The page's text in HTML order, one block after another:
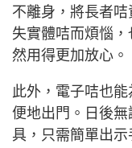
不離身，將長者
失實體咭而煩惱
然用得更加放心。
此外，電子咭也
便地出門。日後
具，只需簡單出